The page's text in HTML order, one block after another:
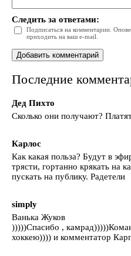
Следить за ответами:
Подписаться на комментарии.
приходить на ваш e-mail.
Последние
Дед Пихто
Сколько они получают?
Карлос
Как какая польза? Будут в
трясти, гортанно крякать на
пускать на публику. Радетели
simply
Ванька Жуков
)))))Спасибо ,
хоккею)))) и комментатор